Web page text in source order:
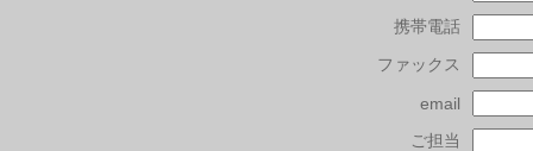
携帯電話
ファックス
email
ご担当